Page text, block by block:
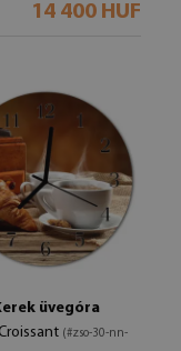
14 400 HUF
üvegóra
(#zso-30-nn-